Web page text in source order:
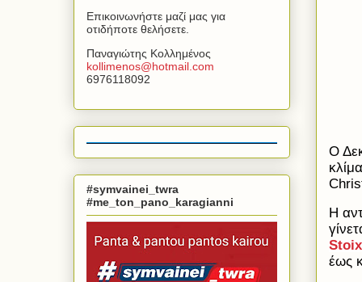
Ο
Η
έως
Επικοινωνήστε μαζί μας για
οτιδήποτε θελήσετε.
Παναγιώτης Κολλημένος
kollimenos@hotmail com
6976118092
#symvainei_twra
#me_ton_pano_karagianni